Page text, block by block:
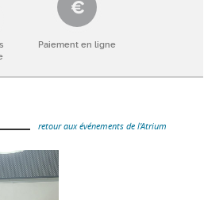
Paiement en ligne
retour aux événements de l'Atrium